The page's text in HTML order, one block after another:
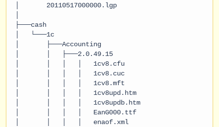
│ 20110517000000.lgp
├───cash
│ └───1c
│ ├───Accounting
│ │ ├───2.0.49.15
│ │ │ │ 1cv8.cfu
│ │ │ │ 1cv8.cuc
│ │ │ │ 1cv8.mft
│ │ │ │ 1cv8upd.htm
│ │ │ │ 1cv8updb.htm
│ │ │ │ EanG000.ttf
│ │ │ │ enaof.xml